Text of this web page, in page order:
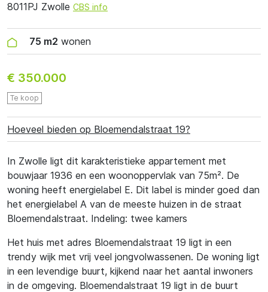
8011PJ Zwolle CBS info
75 m2 wonen
€ 350.000
Te koop
Hoeveel bieden op Bloemendalstraat 19?
In Zwolle ligt dit karakteristieke appartement met
bouwjaar 1936 en een woonoppervlak van 75m². De
woning heeft energielabel E. Dit label is minder goed dan
het energielabel A van de meeste huizen in de straat
Bloemendalstraat. Indeling: twee kamers
Het huis met adres Bloemendalstraat 19 ligt in een
trendy wijk met vrij veel jongvolwassenen. De woning ligt
in een levendige buurt, kijkend naar het aantal inwoners
in de omgeving. Bloemendalstraat 19 ligt in de buurt